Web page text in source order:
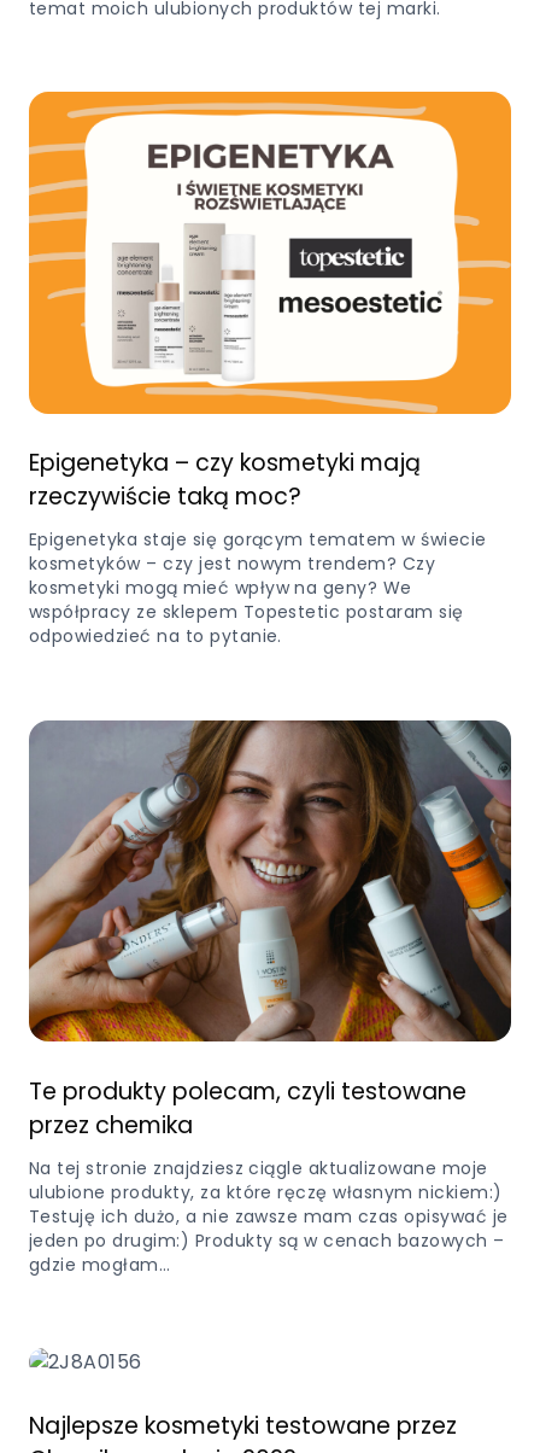
temat moich ulubionych produktów tej marki.
Epigenetyka – czy kosmetyki mają
rzeczywiście taką moc?
Epigenetyka staje się gorącym tematem w świecie
kosmetyków – czy jest nowym trendem? Czy
kosmetyki mogą mieć wpływ na geny? We
współpracy ze sklepem Topestetic postaram się
odpowiedzieć na to pytanie.
Te produkty polecam, czyli testowane
przez chemika
Na tej stronie znajdziesz ciągle aktualizowane moje
ulubione produkty, za które ręczę własnym nickiem:)
Testuję ich dużo, a nie zawsze mam czas opisywać je
jeden po drugim:) Produkty są w cenach bazowych –
gdzie mogłam…
Najlepsze kosmetyki testowane przez